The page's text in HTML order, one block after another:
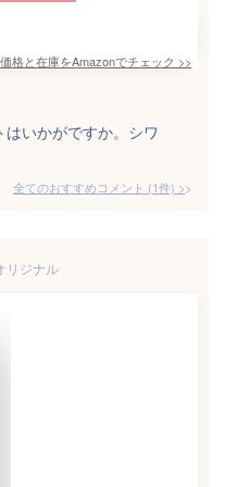
価格と在庫をAmazonでチェック >>
いかがですか。シワ
全てのおすすめコメント (1件) >
リジナル